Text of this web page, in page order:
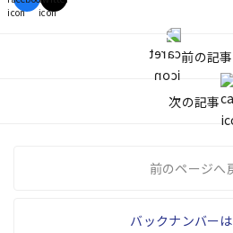
前の記事
次の記事
前のページへ
バックナンバー